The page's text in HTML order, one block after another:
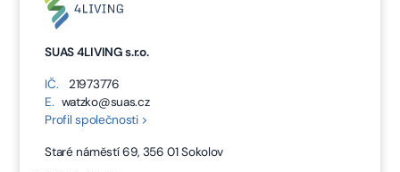
SUAS 4LIVING s.r.o.
IČ.
21973776
E. watzko@suas.cz
Profil společnosti >
Staré náměstí 69, 356 01 Sokolov